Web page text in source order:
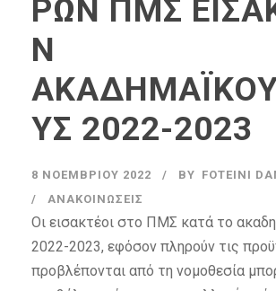
ΡΩΝ ΠΜΣ
Ν
ΥΣ 2022-2023
8 ΝΟΕΜΒΡΊΟΥ 2022 BY FOTEINI
ΑΝΑΚΟΙΝΏΣΕΙΣ
Οι εισακτέοι στο ΠΜΣ κατά το
2022-2023, εφόσον πληρούν τις
προβλέπονται από τη νομοθεσία